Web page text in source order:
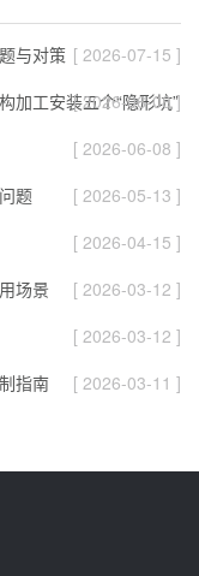
与对策 [ 2026-07-15 ]
工安装五个“隐形坑”
[ 2026-06-08 ]
[ 2026-06-08 ]
题
[ 2026-05-13 ]
[ 2026-04-15 ]
场景
[ 2026-03-12 ]
[ 2026-03-12 ]
指南
[ 2026-03-11 ]